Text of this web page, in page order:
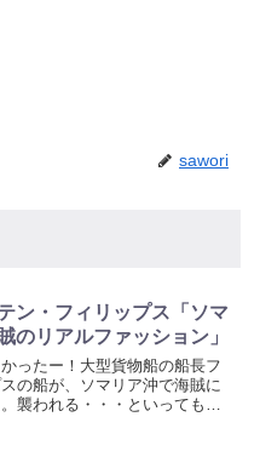
sawori
ン・フィリップス「ソマ
のリアルファッション」
ったー！大型貨物船の船長フ
の船が、ソマリア沖で海賊に
襲われる・・・といっても、